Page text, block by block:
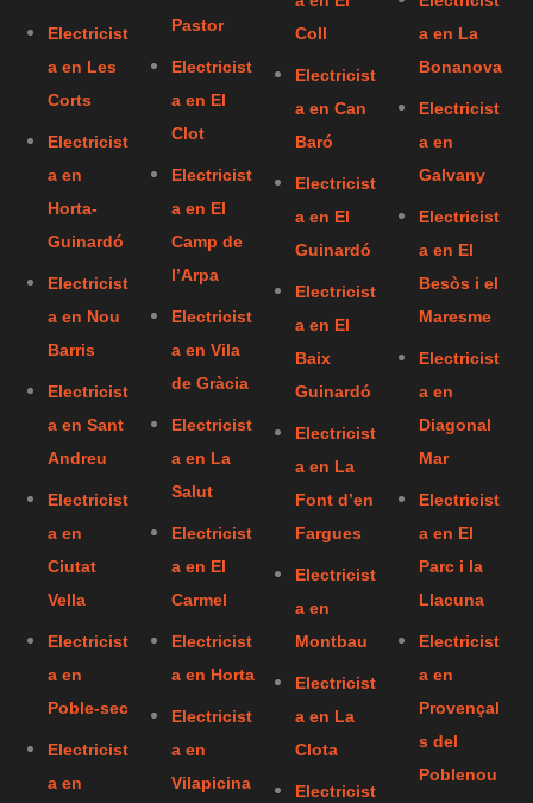
Electricist
a en Les
Corts
Electricist
a en
Horta-
Guinardó
Electricist
a en Nou
Barris
Electricist
a en Sant
Andreu
Electricist
a en
Ciutat
Vella
Electricist
a en
Poble-sec
Electricist
a en
Pastor
Electricist
a en El
Clot
Electricist
a en El
Camp de
l’Arpa
Electricist
a en Vila
de Gràcia
Electricist
a en La
Salut
Electricist
a en El
Carmel
Electricist
a en Horta
Electricist
a en
Vilapicina
Coll
Electricist
a en Can
Baró
Electricist
a en El
Guinardó
Electricist
a en El
Baix
Guinardó
Electricist
a en La
Font d’en
Fargues
Electricist
a en
Montbau
Electricist
a en La
Clota
Electricist
a en La
Bonanova
Electricist
a en
Galvany
Electricist
a en El
Besòs i el
Maresme
Electricist
a en
Diagonal
Mar
Electricist
a en El
Parc i la
Llacuna
Electricist
a en
Provençal
s del
Poblenou